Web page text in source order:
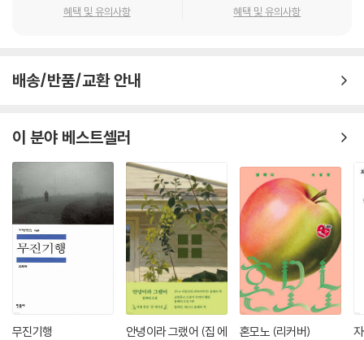
혜택 및 유의사항 혜택 및 유의사항
배송/반품/교환 안내
이 분야 베스트셀러
무진기행
안녕이라 그랬어 (집 에
혼모노 (리커버)